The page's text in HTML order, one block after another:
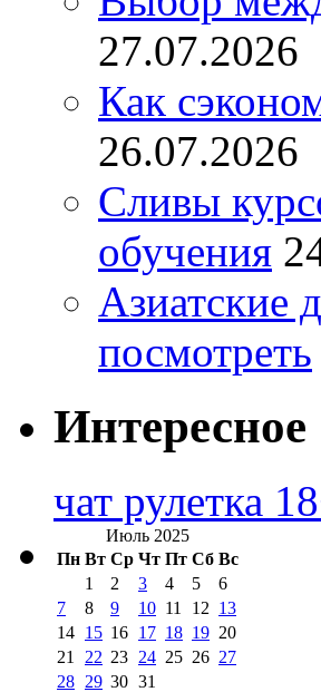
27.07.2026
Как
26.07.2026
Сливы
обучения
Азиатские
посмотреть
Интересное
чат рулетка
Июль 2025
Пн Вт Ср Чт Пт Сб Вс
1 2 3 4 5
6
7
8 9 10 11 12 13
14 15 16 17 18 19 20
21
22 23 24 25 26 27
28 29 30 31